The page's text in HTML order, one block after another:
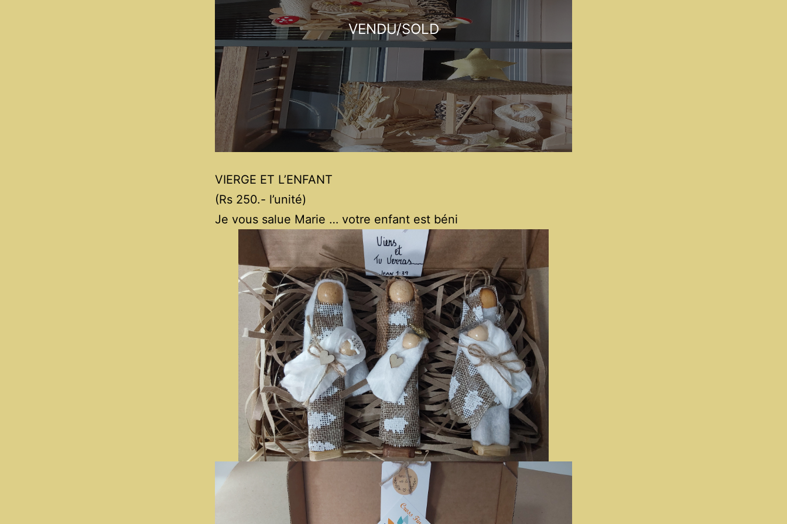
VENDU/SOLD
VIERGE ET L’ENFANT
(Rs 250.- l’unité)
Je vous salue Marie … votre enfant est béni